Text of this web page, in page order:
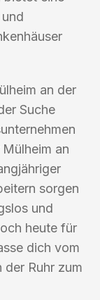
an der
Suche
an
sorgen
und
heute für
dich vom
der Ruhr zum